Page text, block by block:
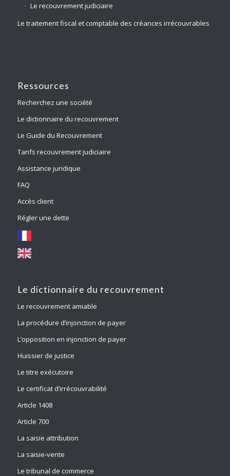
Le recouvrement judiciaire
Le traitement fiscal et comptable des créances irrécouvrables
Ressources
Recherchez une société
Le dictionnaire du recouvrement
Le Guide du Recouvrement
Tarifs recouvrement judiciaire
Assistance juridique
FAQ
Accès client
Régler une dette
Le dictionnaire du recouvrement
Le recouvrement amiable
La procédure d’injonction de payer
L’opposition en injonction de payer
Huissier de justice
Le titre exécutoire
Le certificat d’irrécouvrabilité
Article 1408
Article 700
La saisie attribution
La saisie-vente
Le tribunal de commerce